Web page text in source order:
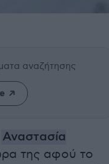
αναζήτησης
Αναστασία
της αφού το